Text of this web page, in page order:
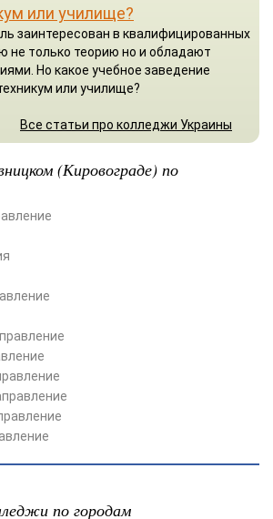
или училище?
заинтересован в квалифицированных
не только теорию но и обладают
Но какое учебное заведение
или училище?
Все статьи про колледжи Украины
(Кировограде) по
по городам